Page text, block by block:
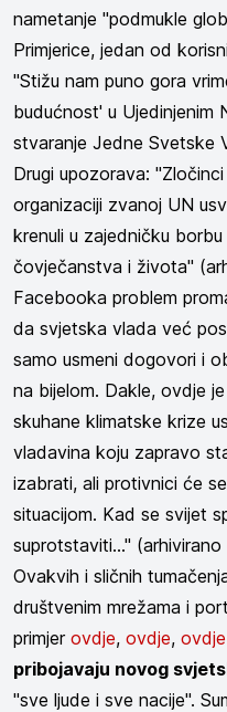
nametanje "podmukle
Primjerice, jedan od
"Stižu nam puno gora
budućnost' u Ujedinjenim
stvaranje Jedne Svetske
Drugi upozorava:
organizaciji zvanoj UN
krenuli u zajedničku
čovječanstva i života"
Facebooka problem
da svjetska vlada već
samo usmeni dogovori i
na bijelom. Dakle, ovdje
skuhane klimatske krize
vladavina koju zapravo
izabrati, ali protivnici će
situacijom. Kad se svijet
suprotstaviti..." (arhivirano
Ovakvih i sličnih
društvenim mrežama i
primjer ovdje, ovdje, ovdje
pribojavaju novog
"sve ljude i sve nacije".